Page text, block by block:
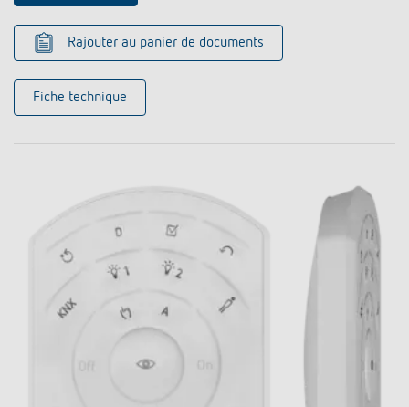
Rajouter au panier de documents
Fiche technique